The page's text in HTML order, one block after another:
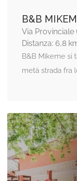
B&B
Via Provinciale
Distanza: 6,8
B&B Mìkeme si
metà strada fra